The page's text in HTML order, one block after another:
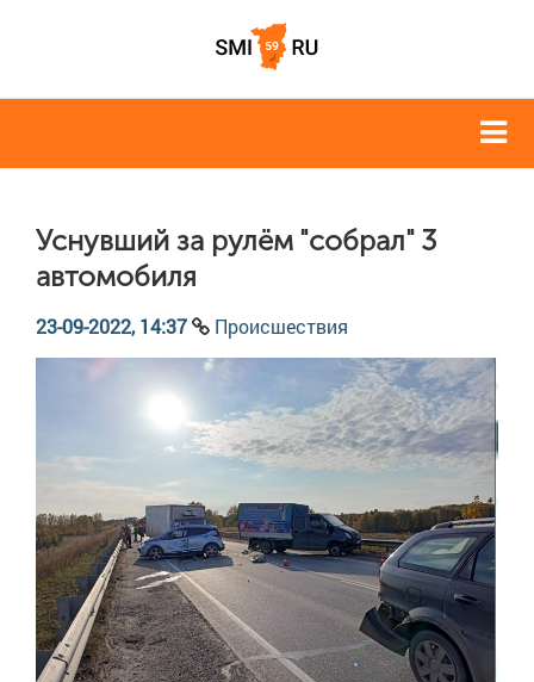
Уснувший за рулём "собрал" 3
автомобиля
23-09-2022, 14:37 Происшествия